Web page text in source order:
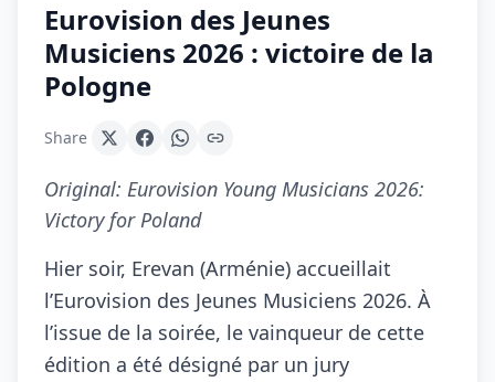
Eurovision des Jeunes
Musiciens 2026 : victoire de la
Pologne
Share
Original: Eurovision Young Musicians 2026:
Victory for Poland
Hier soir, Erevan (Arménie) accueillait
l’Eurovision des Jeunes Musiciens 2026. À
l’issue de la soirée, le vainqueur de cette
édition a été désigné par un jury